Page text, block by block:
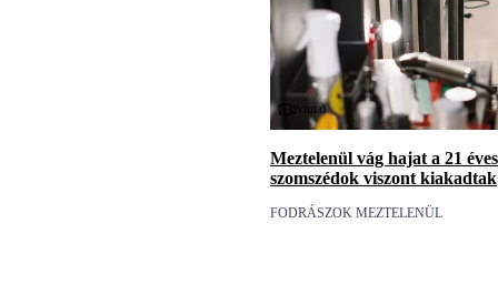
Videó
Meztelenül vág hajat a 21
szomszédok viszont kiakadtak
FODRÁSZOK MEZTELENÜL